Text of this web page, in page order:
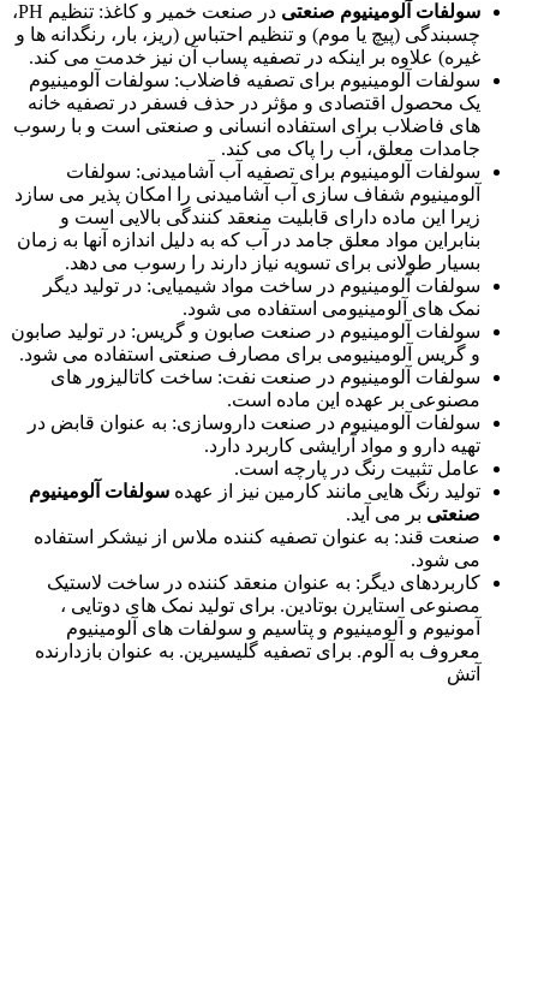
سولفات آلومینیوم صنعتی
در صنعت خمیر و کاغذ: تنظیم PH،
چسبندگی (پیچ یا موم) و تنظیم احتباس (ریز، بار، رنگدانه ها و
غیره) علاوه بر اینکه در تصفیه پساب آن نیز خدمت می کند.
سولفات آلومینیوم برای تصفیه فاضلاب: سولفات آلومینیوم
یک محصول اقتصادی و مؤثر در حذف فسفر در تصفیه خانه
های فاضلاب برای استفاده انسانی و صنعتی است و با رسوب
جامدات معلق، آب را پاک می کند.
سولفات آلومینیوم برای تصفیه آب آشامیدنی: سولفات
آلومینیوم شفاف سازی آب آشامیدنی را امکان پذیر می سازد
زیرا این ماده دارای قابلیت منعقد کنندگی بالایی است و
بنابراین مواد معلق جامد در آب که به دلیل اندازه آنها به زمان
بسیار طولانی برای تسویه نیاز دارند را رسوب می دهد.
سولفات آلومینیوم در ساخت مواد شیمیایی: در تولید دیگر
نمک های آلومینیومی استفاده می شود.
سولفات آلومینیوم در صنعت صابون و گریس: در تولید صابون
و گریس آلومینیومی برای مصارف صنعتی استفاده می شود.
سولفات آلومینیوم در صنعت نفت: ساخت کاتالیزور های
مصنوعی بر عهده این ماده است.
سولفات آلومینیوم در صنعت داروسازی: به عنوان قابض در
تهیه دارو و مواد آرایشی کاربرد دارد.
عامل تثبیت رنگ در پارچه است.
تولید رنگ هایی مانند کارمین نیز از عهده سولفات آلومینیوم
صنعتی بر می آید.
صنعت قند: به عنوان تصفیه کننده ملاس از نیشکر استفاده
می شود.
کاربردهای دیگر: به عنوان منعقد کننده در ساخت لاستیک
مصنوعی استایرن بوتادین. برای تولید نمک های دوتایی ،
آمونیوم و آلومینیوم و پتاسیم و سولفات های آلومینیوم
معروف به آلوم. برای تصفیه گلیسیرین. به عنوان بازدارنده
آتش